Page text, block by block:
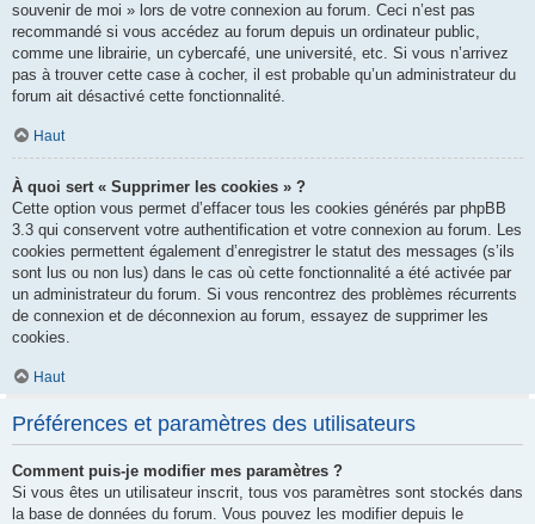
souvenir de moi » lors de votre connexion au forum. Ceci n’est pas
recommandé si vous accédez au forum depuis un ordinateur public,
comme une librairie, un cybercafé, une université, etc. Si vous n’arrivez
pas à trouver cette case à cocher, il est probable qu’un administrateur du
forum ait désactivé cette fonctionnalité.
Haut
À quoi sert « Supprimer les cookies » ?
Cette option vous permet d’effacer tous les cookies générés par phpBB
3.3 qui conservent votre authentification et votre connexion au forum. Les
cookies permettent également d’enregistrer le statut des messages (s’ils
sont lus ou non lus) dans le cas où cette fonctionnalité a été activée par
un administrateur du forum. Si vous rencontrez des problèmes récurrents
de connexion et de déconnexion au forum, essayez de supprimer les
cookies.
Haut
Préférences et paramètres des utilisateurs
Comment puis-je modifier mes paramètres ?
Si vous êtes un utilisateur inscrit, tous vos paramètres sont stockés dans
la base de données du forum. Vous pouvez les modifier depuis le